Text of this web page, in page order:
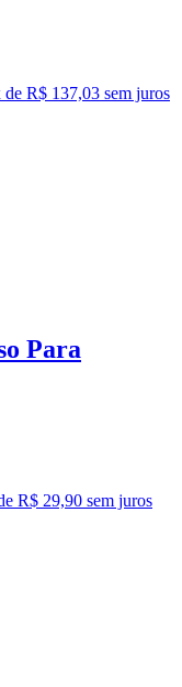
de R$ 137,03 sem juros
Para
R$ 29,90 sem juros